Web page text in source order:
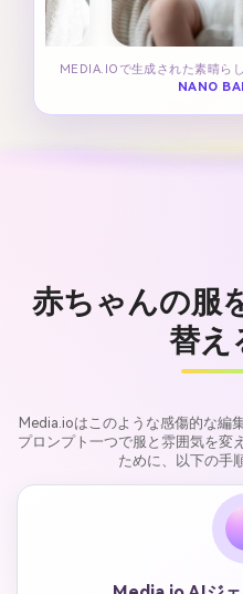
MEDIA.IOで生成された素晴ら
NANO
赤ちゃんの服
替え
Media.ioはこのような感傷的な編
プロンプト一つで服と雰囲気を変
ために、以下の手